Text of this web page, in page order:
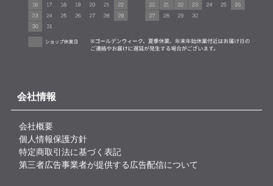
会社情報
会社概要
個人情報保護方針
特定商取引法に基づく表記
第三者広告事業者が提供する広告配信について